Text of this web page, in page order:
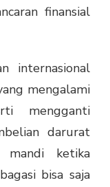
finansial
internasional
mengalami
mengganti
darurat
mandi ketika
bisa saja